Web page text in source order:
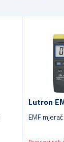
Lutron
EMF mjerač